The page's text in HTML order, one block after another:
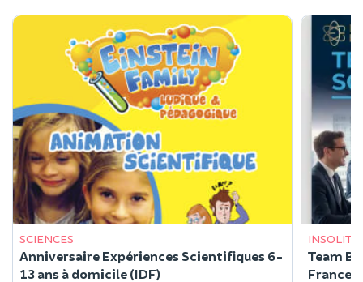
SCIENCES
Anniversaire Expériences Scientifiques 6-
13 ans à domicile (IDF)
INSOLITE
Team
France